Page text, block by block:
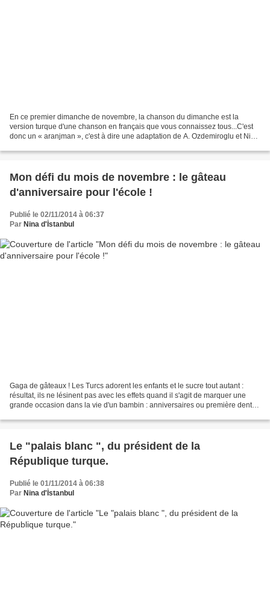
En ce premier dimanche de novembre, la chanson du dimanche est la
version turque d'une chanson en français que vous connaissez tous...C'est
donc un « aranjman », c'est à dire une adaptation de A. Ozdemiroglu et Nino
Mon défi du mois de novembre : le gâteau
d'anniversaire pour l'école !
Publié le 02/11/2014 à 06:37
Par Nina d'İstanbul
Gaga de gâteaux ! Les Turcs adorent les enfants et le sucre tout autant :
résultat, ils ne lésinent pas avec les effets quand il s'agit de marquer une
grande occasion dans la vie d'un bambin : anniversaires ou première dent
Le "palais blanc ", du président de la
République turque.
Publié le 01/11/2014 à 06:38
Par Nina d'İstanbul